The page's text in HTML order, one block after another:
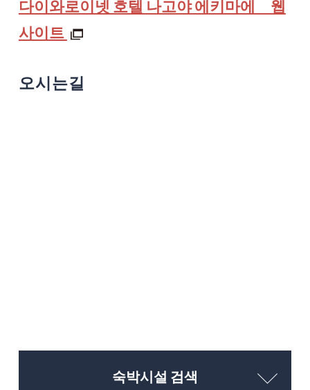
다이와로이넷 호텔 나고야 에키마에 웹
사이트
오시는길
숙박시설 검색